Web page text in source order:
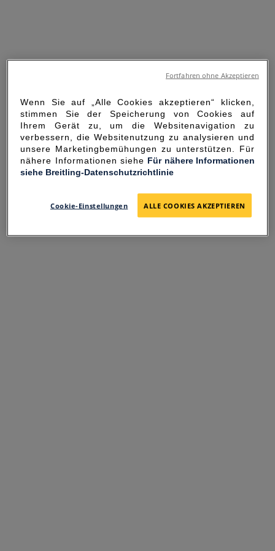
SORRY FOR THE
INCONVENIENCE
Wenn Sie auf „Alle Cookies akzeptieren“ klicken,
stimmen Sie der Speicherung von Cookies auf
Ihrem Gerät zu, um die Websitenavigation zu
verbessern, die Websitenutzung zu analysieren und
unsere Marketingbemühungen zu unterstützen. Für
nähere Informationen siehe Für nähere Informationen
siehe Breitling-Datenschutzrichtlinie
Cookie-Einstellungen ALLE COOKIES AKZEPTIEREN
Fortfahren ohne Akzeptieren